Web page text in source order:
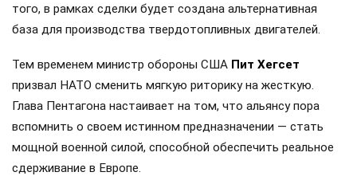
того, в рамках сделки будет создана альтернативная
база для производства твердотопливных двигателей.
Тем временем министр обороны США Пит Хегсет
призвал НАТО сменить мягкую риторику на жесткую.
Глава Пентагона настаивает на том, что альянсу пора
вспомнить о своем истинном предназначении — стать
мощной военной силой, способной обеспечить реальное
сдерживание в Европе.